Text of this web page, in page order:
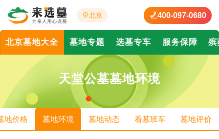
北京 400-097-0680
北京墓地大全 墓地专题 选墓专车 服务保障 殡
天堂公墓墓地环境
地价格 墓地环境 墓地动态 看墓班车 墓地评价